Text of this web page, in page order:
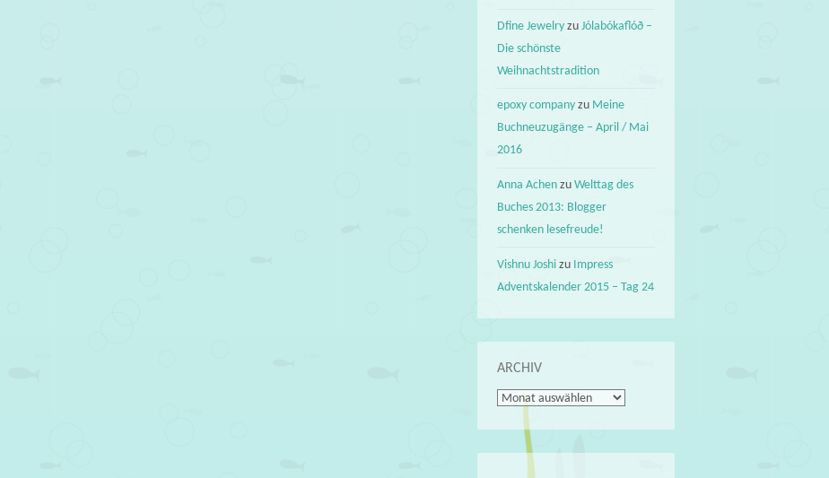
Dfine Jewelry zuJólabókaflóð –
Die schönste
Weihnachtstradition
epoxy company zu Meine
Buchneuzugänge – April / Mai
2016
Anna Achen zuWelttag des
Buches 2013: Blogger
schenken lesefreude!
Vishnu Joshi zu Impress
Adventskalender 2015 – Tag 24
ARCHIV
Archiv